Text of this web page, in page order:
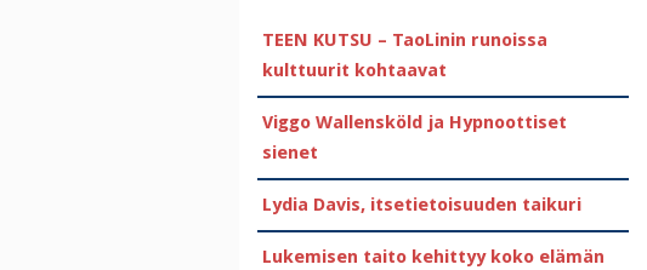
TEEN KUTSU – TaoLinin runoissa
kulttuurit kohtaavat
Viggo Wallensköld ja Hypnoottiset
sienet
Lydia Davis, itsetietoisuuden taikuri
Lukemisen taito kehittyy koko elämän